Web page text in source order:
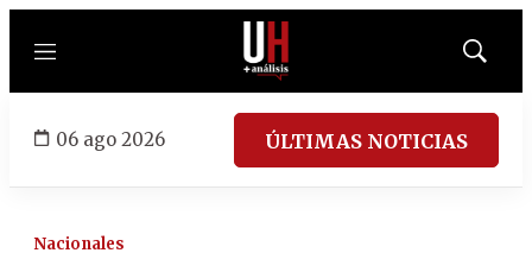
Menú
Mostrar
06 ago 2026 ÚLTIMAS NOTICIAS
Nacionales